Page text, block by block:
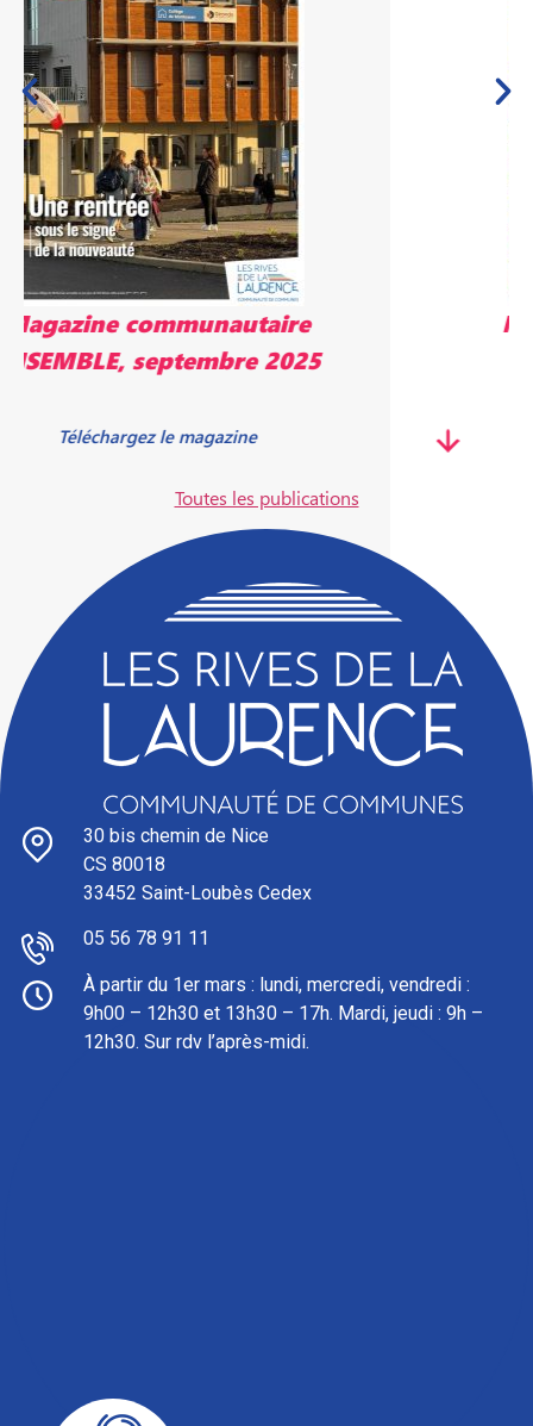
30 bis chemin de Nice
CS 80018
33452 Saint-Loubès Cedex
05 56 78 91 11
À partir du 1er mars : lundi, mercredi, vendredi :
9h00 – 12h30 et 13h30 – 17h. Mardi, jeudi : 9h –
12h30. Sur rdv l’après-midi.
Magazine communautaire
ENSEMBLE, mai 2025
Télécharger le magazine
Toutes les publications